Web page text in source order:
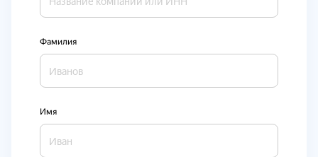
Фамилия
Имя